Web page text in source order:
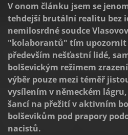
V onom článku jsem se
tehdejší brutální realitu bez
nemilosrdné soudce
"kolaborantů" tím upozornit
především nešťastní lidé,
bolševickým režimem
výběr pouze mezi téměř
vysílením v německém
šancí na přežití v aktivním
bolševikům pod prapory
nacistů.